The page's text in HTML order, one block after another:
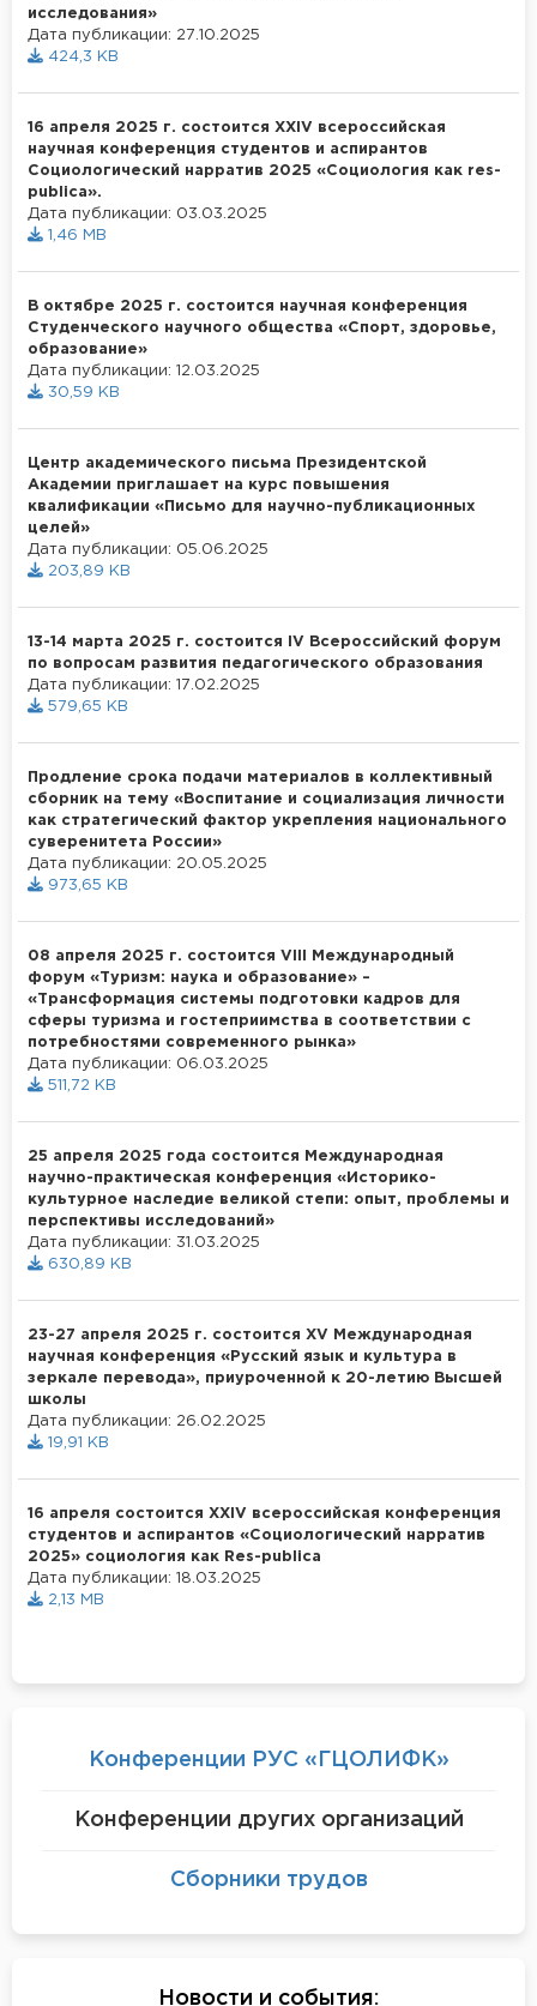
исследования»
Дата публикации: 27.10.2025
424,3 KB
16 апреля 2025 г. состоится ХХIV всероссийская
научная конференция студентов и аспирантов
Социологический нарратив 2025 «Социология как res-
publica».
Дата публикации: 03.03.2025
1,46 MB
В октябре 2025 г. состоится научная конференция
Студенческого научного общества «Спорт, здоровье,
образование»
Дата публикации: 12.03.2025
30,59 KB
Центр академического письма Президентской
Академии приглашает на курс повышения
квалификации «Письмо для научно-публикационных
целей»
Дата публикации: 05.06.2025
203,89 KB
13-14 марта 2025 г. состоится IV Всероссийский форум
по вопросам развития педагогического образования
Дата публикации: 17.02.2025
579,65 KB
Продление срока подачи материалов в коллективный
сборник на тему «Воспитание и социализация личности
как стратегический фактор укрепления национального
суверенитета России»
Дата публикации: 20.05.2025
973,65 KB
08 апреля 2025 г. состоится VIII Международный
форум «Туризм: наука и образование» –
«Трансформация системы подготовки кадров для
сферы туризма и гостеприимства в соответствии с
потребностями современного рынка»
Дата публикации: 06.03.2025
511,72 KB
25 апреля 2025 года состоится Международная
научно-практическая конференция «Историко-
культурное наследие великой степи: опыт, проблемы и
перспективы исследований»
Дата публикации: 31.03.2025
630,89 KB
23-27 апреля 2025 г. состоится XV Международная
научная конференция «Русский язык и культура в
зеркале перевода», приуроченной к 20-летию Высшей
школы
Дата публикации: 26.02.2025
19,91 KB
16 апреля состоится ХХIV всероссийская конференция
студентов и аспирантов «Социологический нарратив
2025» социология как Res-publica
Дата публикации: 18.03.2025
2,13 MB
Конференции РУС «ГЦОЛИФК»
Конференции других организаций
Сборники трудов
Новости и события: